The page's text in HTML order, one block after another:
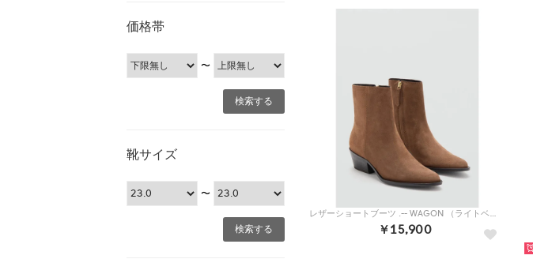
価格帯
〜
靴サイズ
〜
レザーショートブーツ .-- WAGON （ライトベージュ）
￥15,900